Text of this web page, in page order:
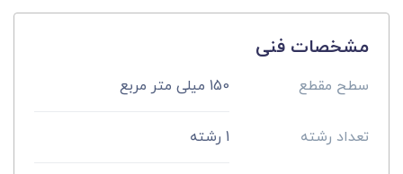
مشخصات فنی
سطح مقطع 150 میلی متر مربع
تعداد رشته 1 رشته